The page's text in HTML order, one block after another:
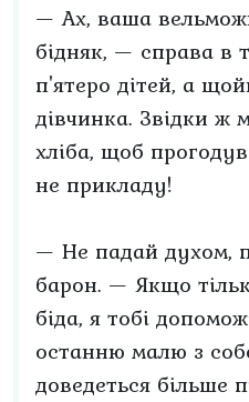
— Ах, ваша
бідняк, — справа в
п'ятеро дітей, а
дівчинка. Звідки ж
хліба, щоб
не прикладу!
— Не падай духом,
барон. — Якщо
біда, я тобі
останню малю з
доведеться більше